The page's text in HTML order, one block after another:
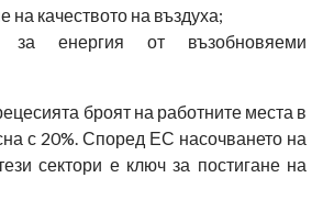
на качеството на въздуха;
за енергия от възобновяеми
броят на работните места в
с 20%. Според ЕС насочването на
сектори е ключ за постигане на